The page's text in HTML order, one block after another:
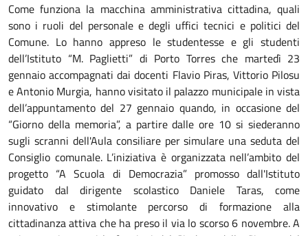
Come funziona la macchina amministrativa cittadina, quali
sono i ruoli del personale e degli uffici tecnici e politici del
Comune. Lo hanno appreso le studentesse e gli studenti
dell’Istituto “M. Paglietti” di Porto Torres che martedì 23
gennaio accompagnati dai docenti Flavio Piras, Vittorio Pilosu
e Antonio Murgia, hanno visitato il palazzo municipale in vista
dell’appuntamento del 27 gennaio quando, in occasione del
“Giorno della memoria”, a partire dalle ore 10 si siederanno
sugli scranni dell'Aula consiliare per simulare una seduta del
Consiglio comunale. L’iniziativa è organizzata nell’ambito del
progetto “A Scuola di Democrazia” promosso dall'Istituto
guidato dal dirigente scolastico Daniele Taras, come
innovativo e stimolante percorso di formazione alla
cittadinanza attiva che ha preso il via lo scorso 6 novembre. A